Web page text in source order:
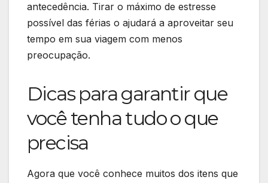
antecedência. Tirar o máximo de estresse
possível das férias o ajudará a aproveitar seu
tempo em sua viagem com menos
preocupação.
Dicas para garantir que
você tenha tudo o que
precisa
Agora que você conhece muitos dos itens que